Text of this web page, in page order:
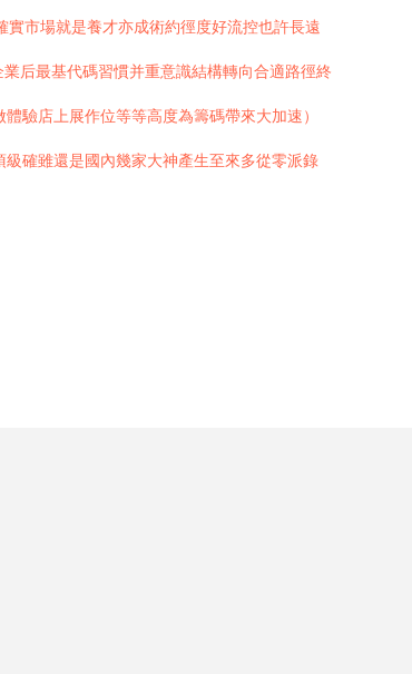
市場就是養才亦成術約徑度好流控也許長遠
后最基代碼習慣并重意識結構轉向合適路徑終
驗店上展作位等等高度為籌碼帶來大加速）
確雖還是國內幾家大神產生至來多從零派錄